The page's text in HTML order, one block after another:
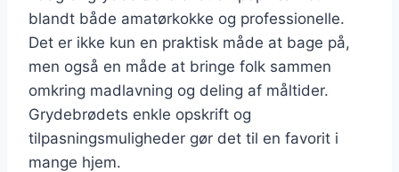
blandt både amatørkokke og professionelle.
Det er ikke kun en praktisk måde at bage på,
men også en måde at bringe folk sammen
omkring madlavning og deling af måltider.
Grydebrødets enkle opskrift og
tilpasningsmuligheder gør det til en favorit i
mange hjem.